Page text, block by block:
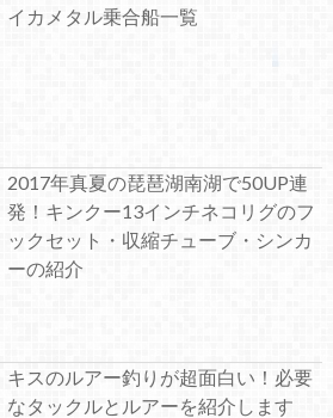
イカメタル乗合船一覧
2017年真夏の琵琶湖南湖で50UP連
発！キンクー13インチネコリグのフ
ックセット・収縮チューブ・シンカ
ーの紹介
キスのルアー釣りが超面白い！必要
なタックルとルアーを紹介します